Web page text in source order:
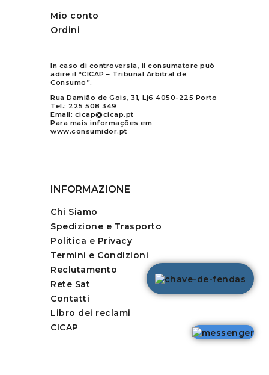
Mio conto
Ordini
In caso di controversia, il consumatore può
adire il “CICAP – Tribunal Arbitral de
Consumo”.
Rua Damião de Gois, 31, Lj6 4050-225 Porto
Tel.: 225 508 349
Email: cicap@cicap.pt
Para mais informações em
www.consumidor.pt
INFORMAZIONE
Chi Siamo
Spedizione e Trasporto
Politica e Privacy
Termini e Condizioni
Reclutamento
Rete Sat
Contatti
Libro dei reclami
CICAP